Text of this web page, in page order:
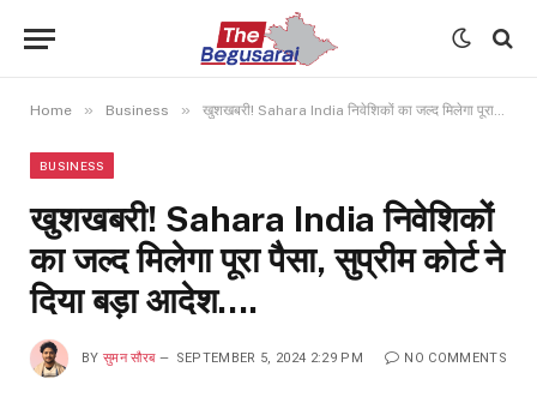
Home » Business » खुशखबरी! Sahara India निवेशिकों का जल्द मिलेगा पूरा पैसा, सुप्रीम कोर्ट ने दिया बड़ा आदेश….
BUSINESS
खुशखबरी! Sahara India निवेशिकों
का जल्द मिलेगा पूरा पैसा, सुप्रीम कोर्ट ने
दिया बड़ा आदेश….
BY सुमन सौरब SEPTEMBER 5, 2024 2:29 PM NO COMMENTS